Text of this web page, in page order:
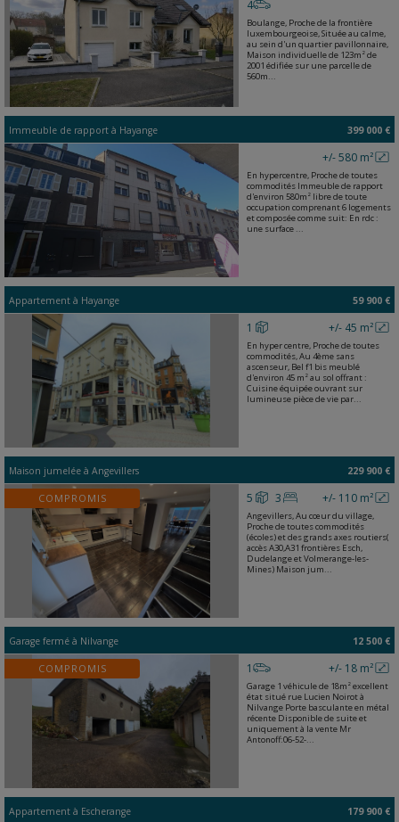
4
Boulange, Proche de la frontière
luxembourgeoise, Située au calme,
au sein d'un quartier pavillonnaire,
Maison individuelle de 123m² de
2001 édifiée sur une parcelle de
560m...
Immeuble de rapport à Hayange 399 000 €
+/- 580 m²
En hypercentre, Proche de toutes
commodités Immeuble de rapport
d'environ 580m² libre de toute
occupation comprenant 6 logements
et composée comme suit: En rdc :
une surface ...
Appartement à Hayange 59 900 €
+/- 45 m²
1
En hyper centre, Proche de toutes
commodités, Au 4ème sans
ascenseur, Bel f1 bis meublé
d'environ 45 m² au sol offrant :
Cuisine équipée ouvrant sur
lumineuse pièce de vie par...
Maison jumelée à Angevillers 229 900 €
COMPROMIS +/- 110 m²
5 3
Angevillers, Au cœur du village,
Proche de toutes commodités
(écoles) et des grands axes routiers(
accès A30,A31 frontières Esch,
Dudelange et Volmerange-les-
Mines) Maison jum...
Garage fermé à Nilvange 12 500 €
COMPROMIS +/- 18 m²
1
Garage 1 véhicule de 18m² excellent
état situé rue Lucien Noirot à
Nilvange Porte basculante en métal
récente Disponible de suite et
uniquement à la vente Mr
Antonoff:06-52-...
Appartement à Escherange 179 900 €